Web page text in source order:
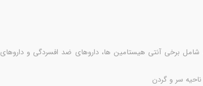
برخی آنتی هیستامین ها، داروهای ضد افسردگی و داروهای
سر و گردن